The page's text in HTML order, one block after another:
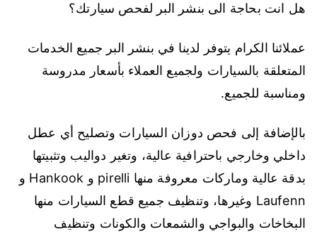
هل انت بحاجة الى بنشر البر لفحص سيارتك؟
عملائنا الكرام يتوفر لدينا في بنشر البر جميع الخدمات
المتعلقة بالسيارات ولجميع العملاء بأسعار مدروسة
ومناسبة للجميع.
بالإضافة إلى فحص دوزان السيارات وتصليح أي عطل
داخلي وخارجي باحترافية عالية، وتغير دواليب وتثبيتها
بدقة عالية وماركات معروفة منها pirelli و Hankook و
Laufenn وغيرها، وتنظيف جميع قطع السيارات منها
البخاخات والبواجي والشمعات والكونات وتنظيف